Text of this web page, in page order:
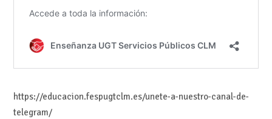
https://educacion.fespugtclm.es/unete-a-nuestro-canal-de-
telegram/